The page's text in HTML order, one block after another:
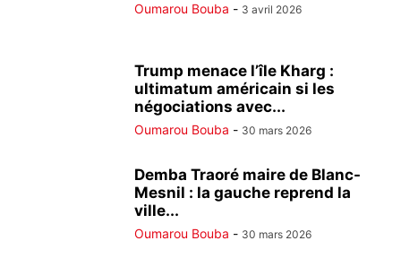
Oumarou Bouba - 3 avril 2026
Trump menace l’île Kharg :
ultimatum américain si les
négociations avec...
Oumarou Bouba - 30 mars 2026
Demba Traoré maire de Blanc-
Mesnil : la gauche reprend la
ville...
Oumarou Bouba - 30 mars 2026